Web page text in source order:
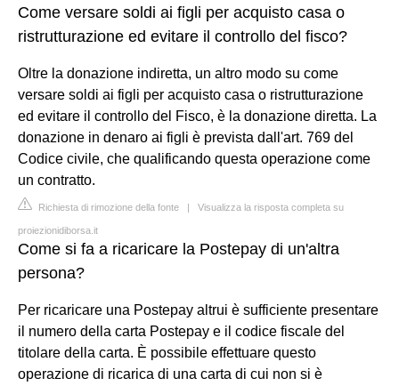
Come versare soldi ai figli per acquisto casa o
ristrutturazione ed evitare il controllo del fisco?
Oltre la donazione indiretta, un altro modo su come
versare soldi ai figli per acquisto casa o ristrutturazione
ed evitare il controllo del Fisco, è la donazione diretta. La
donazione in denaro ai figli è prevista dall'art. 769 del
Codice civile, che qualificando questa operazione come
un contratto.
Richiesta di rimozione della fonte | Visualizza la risposta completa su
proiezionidiborsa.it
Come si fa a ricaricare la Postepay di un'altra
persona?
Per ricaricare una Postepay altrui è sufficiente presentare
il numero della carta Postepay e il codice fiscale del
titolare della carta. È possibile effettuare questo
operazione di ricarica di una carta di cui non si è